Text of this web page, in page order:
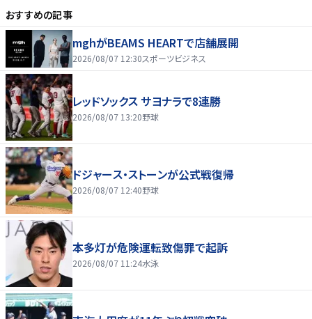
おすすめの記事
mghがBEAMS HEARTで店舗展開
2026/08/07 12:30スポーツビジネス
レッドソックス サヨナラで8連勝
2026/08/07 13:20野球
ドジャース・ストーンが公式戦復帰
2026/08/07 12:40野球
本多灯が危険運転致傷罪で起訴
2026/08/07 11:24水泳